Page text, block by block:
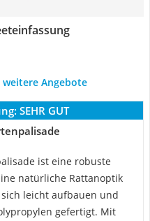
Angebote
SEHR GUT
ist eine robuste
natürliche Rattanoptik
leicht aufbauen und
gefertigt. Mit